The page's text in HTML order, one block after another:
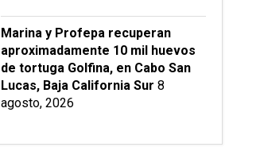
Marina y Profepa recuperan
aproximadamente 10 mil huevos
de tortuga Golfina, en Cabo San
Lucas, Baja California Sur 8
agosto, 2026